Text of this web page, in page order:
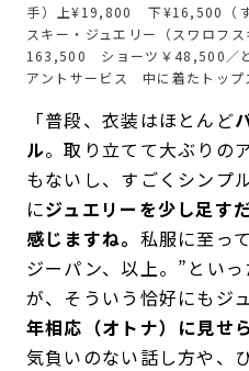
手）上¥19,800 下¥16,500（
スキー・ジュエリー（スワロフ
163,500 ショーツ￥48,500／
アントサービス 中に着たトップ
「普段、衣装はほとんど
ル。取り立てて大ぶりの
もないし、すごくシンプ
にジュエリーを少し足す
感じますね。 私服に至っ
ジーパン、以上。”とい
が、そういう恰好にもジ
年相応（オトナ）に見せ
気負いのない話し方や、